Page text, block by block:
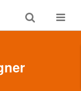
Toggle
search
Toggle